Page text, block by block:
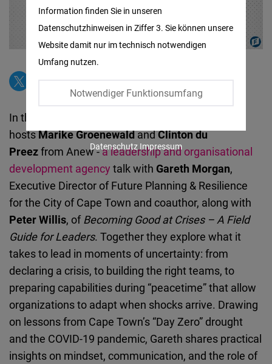
In this episode of
hostsMarike GroenewaldandClinton du
Preezfrom Anew -a leadership and organisational
development agency talk with Gareth Morgan,
Executive Director of Future Planning & Resilience
for the City of Cape Town and coauthor, along with
Peter Willis, ofBecoming Good at Crises – A Field
Guide for Leaders. Together they explore what it
takes to lead in moments of uncertainty: from
declaring a crisis, to building the right teams, to
preparing capabilities during “peacetime” that allow
organizations to adapt when shocks arrive. Drawing
on lessons from Cape Town’s “Day Zero” drought
and the COVID-19 pandemic, Gareth shares practical
insights on mindset, communication, and the role of
Information finden Sie in unseren
Datenschutzhinweisen in Ziffer 3. Sie können unsere
Website damit nur im technisch notwendigen
Umfang nutzen.
Notwendiger Funktionsumfang
Twitter
Embed
Instagram
Embed
Google
Maps
Embed
Cloudinary
Flickr
Embed
Newsletter2go
Embed
Datenschutz Impressum